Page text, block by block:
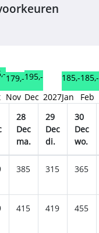
179,-
Nov
195,-
Dec 2027
185,-
Jan
185,-
Feb
28
Dec
ma.
29
Dec
di.
30
Dec
wo.
385 315 365
415 419 455